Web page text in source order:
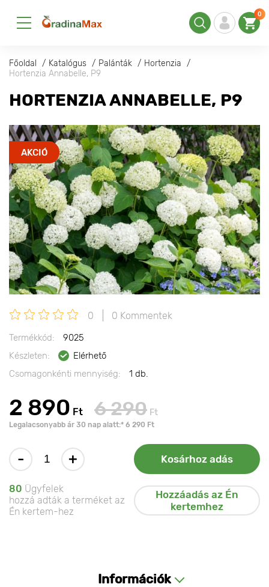
0
Főoldal Katalógus Palánták
Hortenzia
Hortenzia Annabelle, P9
HORTENZIA ANNABELLE, P9
AKCIÓ
0 0 Kommentek
Termékkód:
9025
Készleten:
Elérhető
Csomagonkénti mennyiség:
1 db.
2 890 Ft 6 290 Ft
Legalacsonyabb ár 30 nap alatt:* 6 290 Ft
- + Kosárhoz adás
80 Ügyfelek
hozzá adták a terméket az
Én kertem-hez
Hozzáadás az Én
kertemhez
Információk